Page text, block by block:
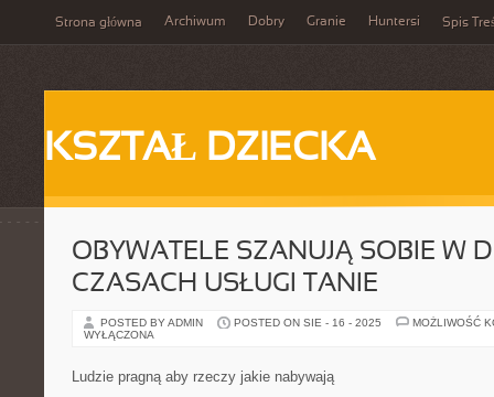
Strona główna Archiwum Dobry Granie Huntersi Spis
KSZTAŁ DZIECKA
OBYWATELE SZANUJĄ SOBIE W
CZASACH USŁUGI TANIE
POSTED BY ADMIN POSTED ON SIE - 16 - 2025
MOŻLIWOŚĆ
WYŁĄCZONA
Ludzie pragną aby rzeczy jakie nabywają